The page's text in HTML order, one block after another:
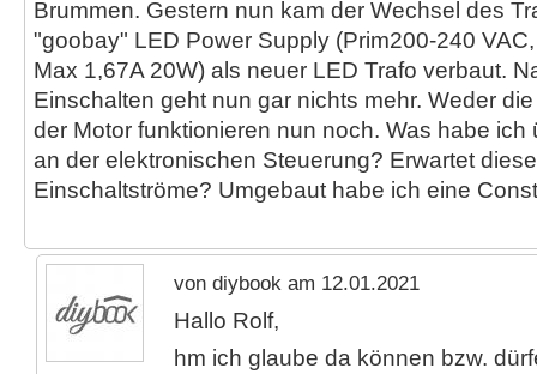
Brummen. Gestern nun kam der Wechsel des
"goobay" LED Power Supply (Prim200-240
Max 1,67A 20W) als neuer LED Trafo verbaut.
Einschalten geht nun gar nichts mehr. Weder
der Motor funktionieren nun noch. Was habe ich
an der elektronischen Steuerung? Erwartet
Einschaltströme? Umgebaut habe ich eine
von diybook am 12.01.2021
Hallo Rolf,
hm ich glaube da können bzw.